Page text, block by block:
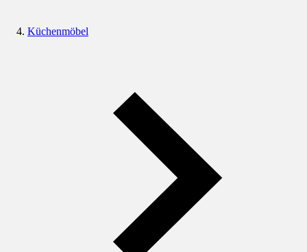
Küchenmöbel